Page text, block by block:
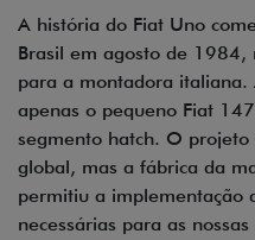
A história do Fiat Uno
Brasil em agosto de 1984,
para a montadora
apenas o pequeno Fiat
segmento hatch. O
global, mas a fábrica da
permitiu a implementação
necessárias para as